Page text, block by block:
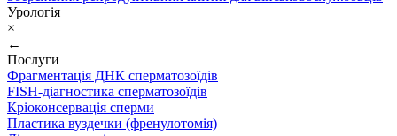
Урологія
×
←
Послуги
Фрагментація ДНК сперматозоїдів
FISH-діагностика сперматозоїдів
Кріоконсервація сперми
Пластика вуздечки (френулотомія)